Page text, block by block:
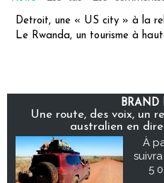
Detroit, une « US city » à la
Le Rwanda, un tourisme à
BRAND
Une route, des voix, un
australien en
À
5